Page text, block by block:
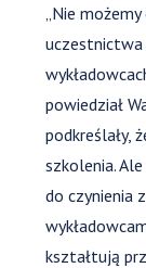
„Nie
uczestnictwa
powiedział
podkreślały,
szkolenia.
do czynienia
kształtują